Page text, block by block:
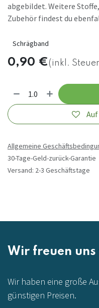
abgebildet. Weitere
Zubehör findest du
Schrägband
0,90 €(inkl.
Allgemeine
30-Tage-Geld-zurück-Garantie
Versand: 2-3 Geschäftstage
Wir freuen uns
Wir haben eine große
günstigen Preisen.